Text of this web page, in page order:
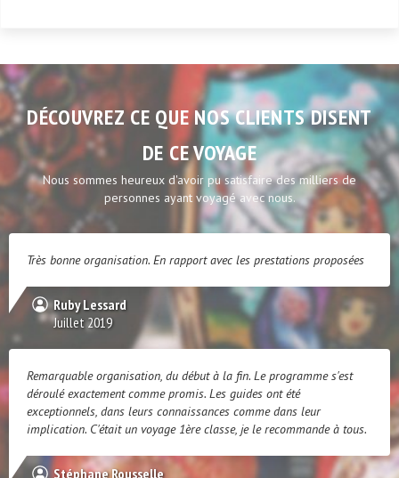
DÉCOUVREZ CE QUE NOS CLIENTS DISENT
DE CE VOYAGE
Nous sommes heureux d'avoir pu satisfaire des milliers de
personnes ayant voyagé avec nous.
Très bonne organisation. En rapport avec les prestations proposées
Ruby Lessard
Juillet 2019
Remarquable organisation, du début à la fin. Le programme s'est
déroulé exactement comme promis. Les guides ont été
exceptionnels, dans leurs connaissances comme dans leur
implication. C'était un voyage 1ère classe, je le recommande à tous.
Stéphane Rousselle